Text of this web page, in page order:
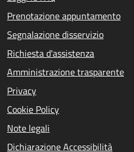
Prenotazione appuntamento
Segnalazione disservizio
Richiesta d'assistenza
Amministrazione trasparente
Privacy
Cookie Policy
Note legali
Dichiarazione Accessibilità